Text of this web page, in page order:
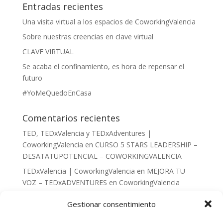
Gestionar consentimiento
Entradas recientes
Una visita virtual a los espacios de CoworkingValencia
Sobre nuestras creencias en clave virtual
CLAVE VIRTUAL
Se acaba el confinamiento, es hora de repensar el
futuro
#YoMeQuedoEnCasa
Comentarios recientes
TED, TEDxValencia y TEDxAdventures |
CoworkingValencia en CURSO 5 STARS LEADERSHIP –
DESATATUPOTENCIAL – COWORKINGVALENCIA
TEDxValencia | CoworkingValencia en MEJORA TU
VOZ – TEDxADVENTURES en CoworkingValencia
valencia | Abogado AmigoenLA CUSTODIA